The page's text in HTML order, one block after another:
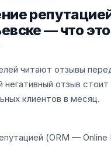
— что
читают отзывы
негативный отзыв
клиентов в месяц.
(ORM — Online